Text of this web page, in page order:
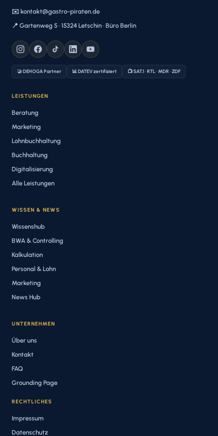
✉️ kontakt@gastro-piraten.de
📍 Gartenweg 5 · 15324 Letschin · Büro Berlin
🤝 DEHOGA Partner 📊 DATEV zertifiziert 📺 SAT.1 · RTL · MDR · ZDF
LEISTUNGEN
Beratung
Marketing
Lohnbuchhaltung
Buchhaltung
Digitalisierung
Alle Leistungen
WISSEN & NEWS
Wissenshub
BWA & Controlling
Kalkulation
Personal & Lohn
Marketing
News Hub
UNTERNEHMEN
Über uns
Kontakt
FAQ
Grounding Page
RECHTLICHES
Impressum
Datenschutz